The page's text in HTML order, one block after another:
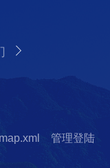
管理登陆